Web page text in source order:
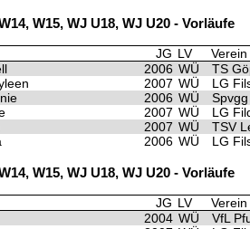
W15, WJ U18, WJ U20 - Vorläufe
JG LV
Verein
2006 WÜ
TS
2007 WÜ
LG
2006 WÜ
2007 WÜ
LG
2007 WÜ
TSV
2006 WÜ LG
W15, WJ U18, WJ U20 - Vorläufe
JG LV
Verein
2004 WÜ
VfL